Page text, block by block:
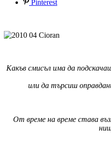
Pinterest
Какъв смисъл има да
или да търсиш
От време на време става